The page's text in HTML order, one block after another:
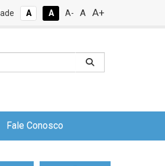
A A A- A A+
Fale Conosco